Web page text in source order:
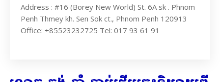
Address : #16 (Borey New World) St. 6A sk . Phnom
Penh Thmey kh. Sen Sok ct., Phnom Penh 120913
Office: +85523232725 Tel: 017 93 61 91